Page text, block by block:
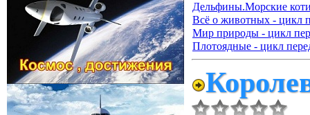
Дельфины.Морские
Всё о животных - цикл
Мир природы - цикл
Плотоядные - цикл